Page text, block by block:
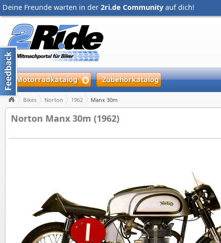
Deine Freunde warten in der 2ri.de Community auf dich!
Motorradkatalog Zubehörkatalog
Bikes Norton 1962 Manx 30m
Norton Manx 30m (1962)